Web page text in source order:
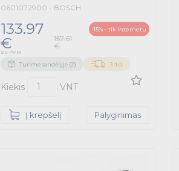
0601072900 - BOSCH
133.97
€
157.61
€
-15% – tik internetu
Su PVM
Turime sandėlyje (2) 3 d.d.
Kiekis VNT
Į krepšelį Palyginimas